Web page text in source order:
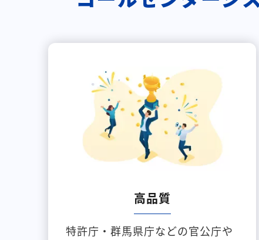
高品質
特許庁・群馬県庁などの官公庁や